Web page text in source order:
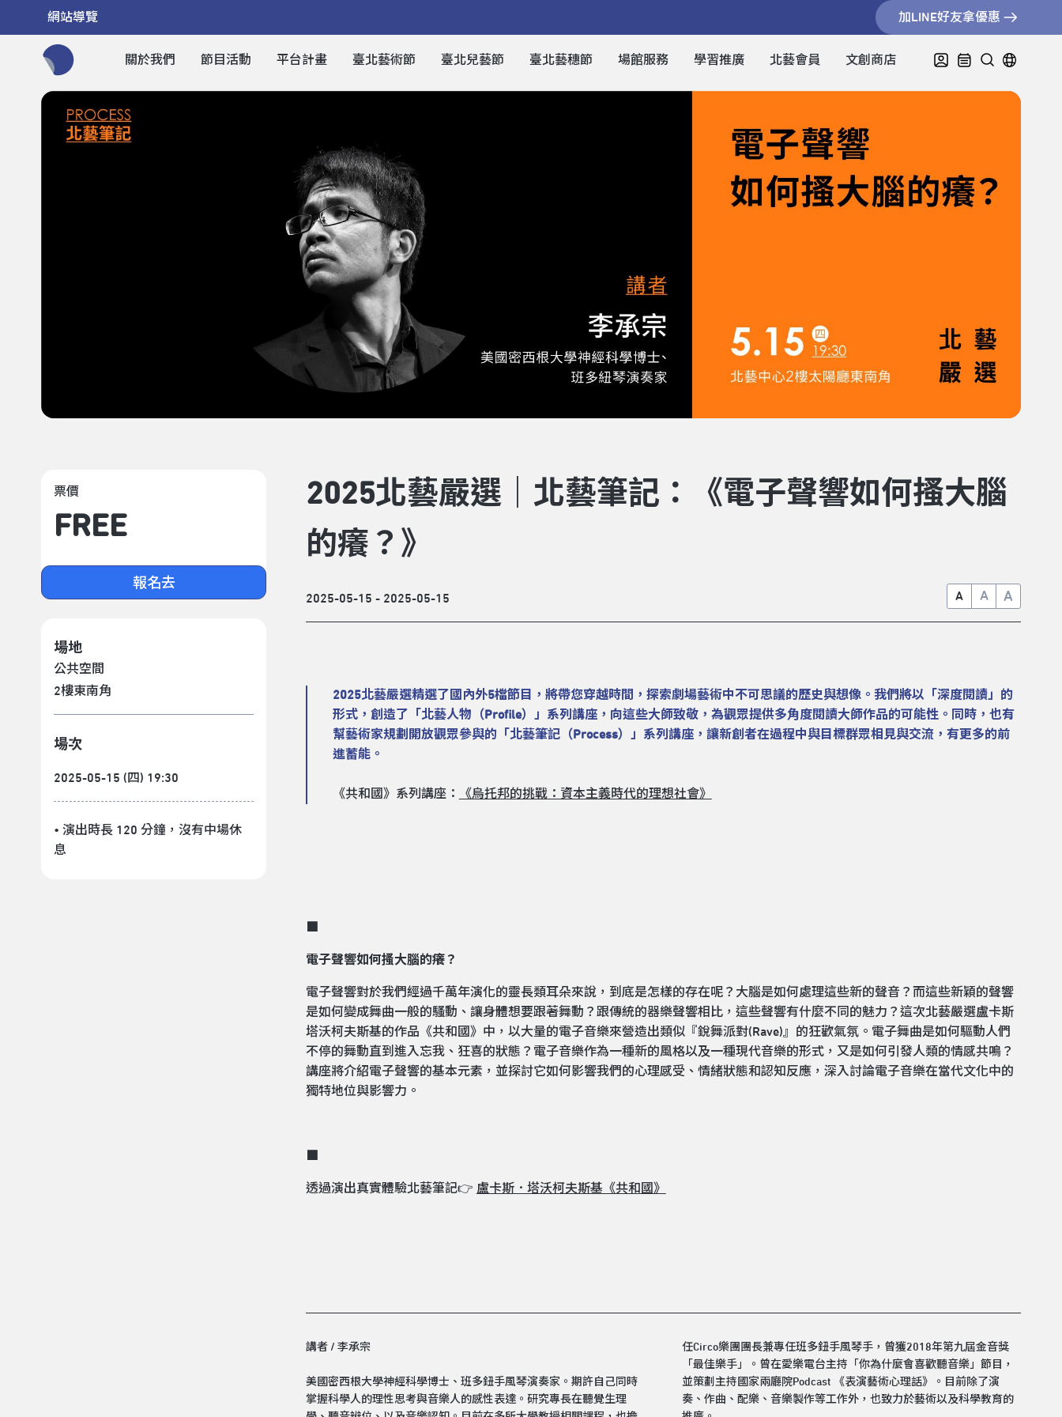
網站導覽 加LINE好友拿優惠
關於我們 節目活動 平台計畫 臺北藝術節 臺北兒藝節 臺北藝穗節 場館服務 學習推廣 北藝會員 文創商店
票價
FREE
報名去
場地
公共空間
2樓東南角
場次
2025-05-15 (四) 19:30
• 演出時長 120 分鐘 ，沒有中場休
息
2025北藝嚴選｜北藝筆記：《電子聲響如何搔大腦
的癢？》
2025-05-15 - 2025-05-15 A A A
2025北藝嚴選精選了國內外5檔節目，將帶您穿越時間，探索劇場藝術中不可思議的歷史與想像。我們將以「深度閱讀」的
形式，創造了「北藝人物（Profile）」系列講座，向這些大師致敬，為觀眾提供多角度閱讀大師作品的可能性。同時，也有
幫藝術家規劃開放觀眾參與的「北藝筆記（Process）」系列講座，讓新創者在過程中與目標群眾相見與交流，有更多的前
進蓄能。
《共和國》系列講座： 《烏托邦的挑戰：資本主義時代的理想社會》
電子聲響如何搔大腦的癢？
電子聲響對於我們經過千萬年演化的靈長類耳朵來說，到底是怎樣的存在呢？大腦是如何處理這些新的聲音？而這些新穎的聲響
是如何變成舞曲一般的騷動、讓身體想要跟著舞動？跟傳統的器樂聲響相比，這些聲響有什麼不同的魅力？這次北藝嚴選盧卡斯
塔沃柯夫斯基的作品《共和國》中，以大量的電子音樂來營造出類似『銳舞派對(Rave)』的狂歡氣氛。電子舞曲是如何驅動人們
不停的舞動直到進入忘我、狂喜的狀態？電子音樂作為一種新的風格以及一種現代音樂的形式，又是如何引發人類的情感共鳴？
講座將介紹電子聲響的基本元素，並探討它如何影響我們的心理感受、情緒狀態和認知反應，深入討論電子音樂在當代文化中的
獨特地位與影響力。
透過演出真實體驗北藝筆記👉 盧卡斯．塔沃柯夫斯基《共和國》
講者 / 李承宗
美國密西根大學神經科學博士、班多鈕手風琴演奏家。期許自己同時
掌握科學人的理性思考與音樂人的感性表達。研究專長在聽覺生理
任Circo樂團團長兼專任班多鈕手風琴手，曾獲2018年第九屆金音獎
「最佳樂手」。曾在愛樂電台主持「你為什麼會喜歡聽音樂」節目，
並策劃主持國家兩廳院Podcast 《表演藝術心理話》。目前除了演
奏、作曲、配樂、音樂製作等工作外，也致力於藝術以及科學教育的